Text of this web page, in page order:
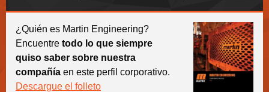
¿Quién es Martin Engineering?
Encuentre todo lo que siempre
quiso saber sobre nuestra
compañía en este perfil corporativo.
Descargue el folleto